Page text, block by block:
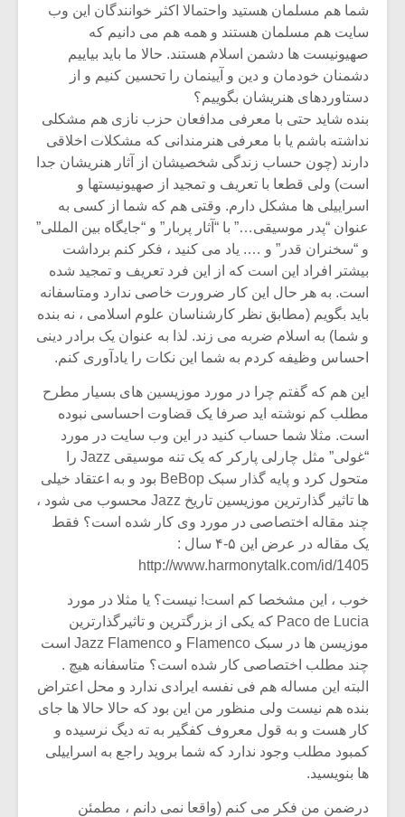
شما هم مسلمان هستید واحتمالا اکثر خوانندگان این وب
سایت هم مسلمان هستند و همه هم می دانیم که
صهیونیست ها دشمن اسلام هستند. حالا ما باید بیاییم
دشمنان خودمان و دین و آیینمان را تحسین کنیم و از
دستاوردهای هنریشان بگوییم؟
بنده شاید حتی با معرفی مدافعان حزب نازی هم مشکلی
نداشته باشم یا با معرفی هنرمندانی که مشکلات اخلاقی
دارند (چون حساب زندگی شخصیشان از آثار هنریشان جدا
است) ولی قطعا با تعریف و تمجید از صهیونیستها و
اسراییلی ها مشکل دارم. وقتی هم که شما از کسی به
عنوان “پدر موسیقی…” با “آثار پربار” و “جایگاه بین المللی”
و “سخنران قدر” و …. یاد می کنید ، فکر کنم برداشت
بیشتر افراد این است که از این فرد تعریف و تمجید شده
است. به هر حال این کار ضرورت خاصی ندارد ومتاسفانه
باید بگویم (مطابق نظر کارشناسان علوم اسلامی ، نه بنده
و شما) به اسلام ضربه می زند. لذا به عنوان یک برادر دینی
احساس وظیفه کردم به شما این نکات را یادآوری کنم.
این هم که گفتم چرا در مورد موزیسین های بسیار مطرح
مطلب کم نوشته اید صرفا یک قضاوت احساسی نبوده
است. مثلا شما حساب کنید در این وب سایت در مورد
“غولی” مثل چارلی پارکر که یک تنه موسیقی Jazz را
متحول کرد و پایه گذار سبک BeBop بود و به اعتقاد خیلی
ها تاثیر گذارترین موزیسین تاریخ Jazz محسوب می شود ،
چند مقاله اختصاصی در مورد وی کار شده است؟ فقط
یک مقاله در عرض این ۵-۴ سال :
http://www.harmonytalk.com/id/1405
خوب ، این مشخصا کم است! نیست؟ یا مثلا در مورد
Paco de Lucia که یکی از بزرگترین و تاثیرگذارترین
موزیسن ها در سبک Flamenco و Jazz Flamenco است
چند مطلب اختصاصی کار شده است؟ متاسفانه هیچ .
البته این مساله هم فی نفسه ایرادی ندارد و محل اعتراض
بنده هم نیست ولی منظور من این بود که حالا حالا ها جای
کار هست و به قول معروف کفگیر به ته دیگ نرسیده و
کمبود مطلب وجود ندارد که شما بروید راجع به اسراییلی
ها بنویسید.
درضمن من فکر می کنم (واقعا نمی دانم ، مطمئن